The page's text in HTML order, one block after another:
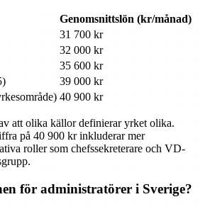
Genomsnittslön (kr/månad)
31 700 kr
32 000 kr
35 600 kr
39 000 kr
40 900 kr
att olika källor definierar yrket olika.
på 40 900 kr inkluderar mer
roller som chefssekreterare och VD-
för administratörer i Sverige?